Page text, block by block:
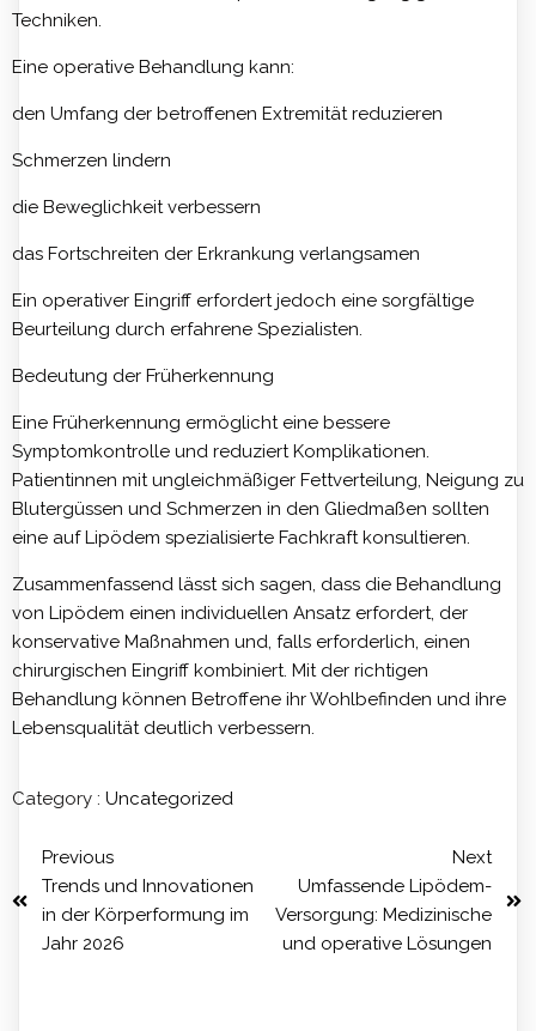
Techniken.
Eine operative Behandlung kann:
den Umfang der betroffenen Extremität reduzieren
Schmerzen lindern
die Beweglichkeit verbessern
das Fortschreiten der Erkrankung verlangsamen
Ein operativer Eingriff erfordert jedoch eine sorgfältige
Beurteilung durch erfahrene Spezialisten.
Bedeutung der Früherkennung
Eine Früherkennung ermöglicht eine bessere
Symptomkontrolle und reduziert Komplikationen.
Patientinnen mit ungleichmäßiger Fettverteilung, Neigung zu
Blutergüssen und Schmerzen in den Gliedmaßen sollten
eine auf Lipödem spezialisierte Fachkraft konsultieren.
Zusammenfassend lässt sich sagen, dass die Behandlung
von Lipödem einen individuellen Ansatz erfordert, der
konservative Maßnahmen und, falls erforderlich, einen
chirurgischen Eingriff kombiniert. Mit der richtigen
Behandlung können Betroffene ihr Wohlbefinden und ihre
Lebensqualität deutlich verbessern.
Category : Uncategorized
Previous
Trends und Innovationen
in der Körperformung im
Jahr 2026
Next
Umfassende Lipödem-
Versorgung: Medizinische
und operative Lösungen